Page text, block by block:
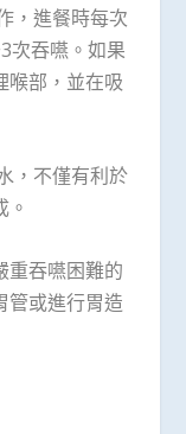
，進餐時每次
次吞嚥。如果
喉部，並在吸
，不僅有利於
重吞嚥困難的
管或進行胃造